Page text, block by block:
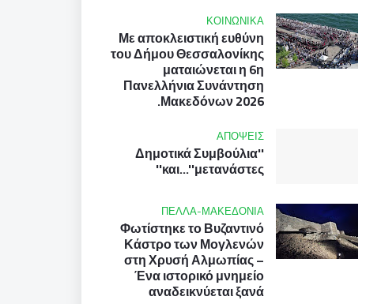
ΚΟΙΝΩΝΙΚΑ
Με αποκλειστική ευθύνη
του Δήμου Θεσσαλονίκης
ματαιώνεται η 6η
Πανελλήνια Συνάντηση
Μακεδόνων 2026.
ΑΠΟΨΕΙΣ
''Δημοτικά Συμβούλια
και...''μετανάστες''
ΠΕΛΛΑ-ΜΑΚΕΔΟΝΙΑ
Φωτίστηκε το Βυζαντινό
Κάστρο των Μογλενών
στη Χρυσή Αλμωπίας –
Ένα ιστορικό μνημείο
αναδεικνύεται ξανά